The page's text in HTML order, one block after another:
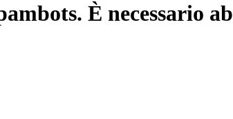
È necessario